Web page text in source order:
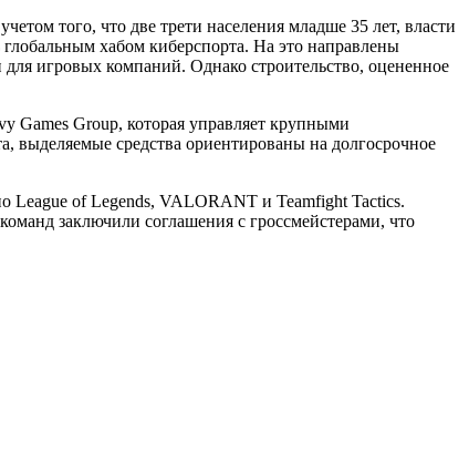
того, что две трети населения младше 35 лет, власти
хабом киберспорта. На это направлены
игровых компаний. Однако строительство, оцененное
Games Group, которая управляет крупными
выделяемые средства ориентированы на долгосрочное
League of Legends, VALORANT и Teamfight Tactics.
заключили соглашения с гроссмейстерами, что